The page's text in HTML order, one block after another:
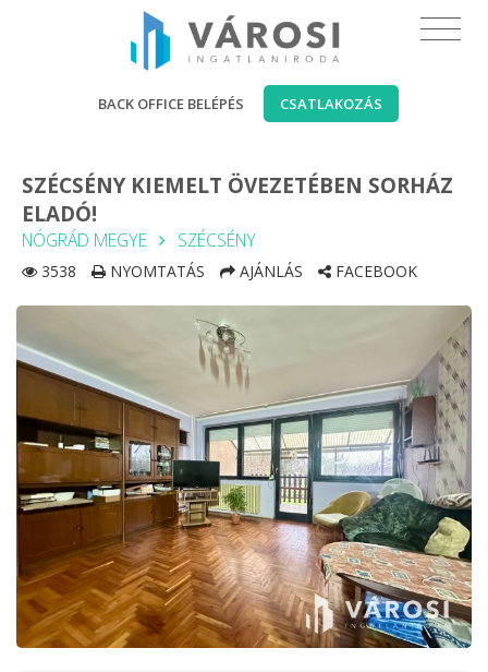
BACK OFFICE BELÉPÉS CSATLAKOZÁS
SZÉCSÉNY KIEMELT ÖVEZETÉBEN SORHÁZ
ELADÓ!
NÓGRÁD MEGYE SZÉCSÉNY
3538 NYOMTATÁS AJÁNLÁS FACEBOOK